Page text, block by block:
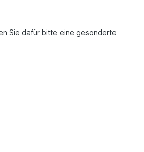
Sie dafür bitte eine gesonderte